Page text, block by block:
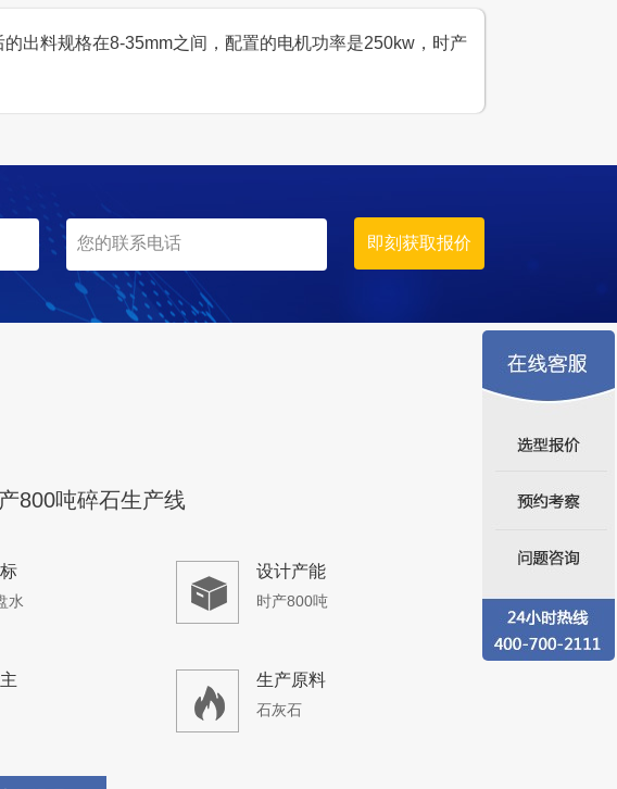
出料规格在8-35mm之间，配置的电机功率是250kw，时产
800吨碎石生产线
水
设计产能
时产800吨
生产原料
石灰石